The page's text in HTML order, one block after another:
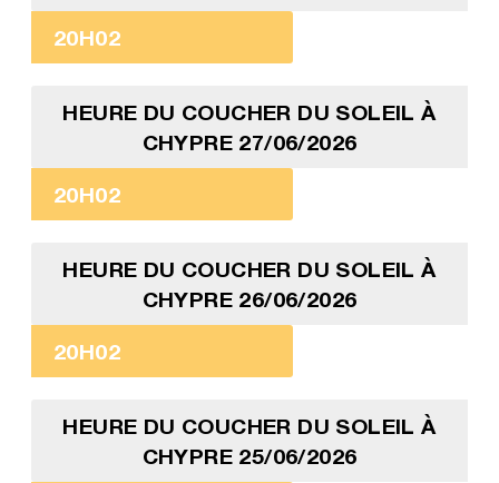
20H02
HEURE DU COUCHER DU SOLEIL À
CHYPRE 27/06/2026
20H02
HEURE DU COUCHER DU SOLEIL À
CHYPRE 26/06/2026
20H02
HEURE DU COUCHER DU SOLEIL À
CHYPRE 25/06/2026